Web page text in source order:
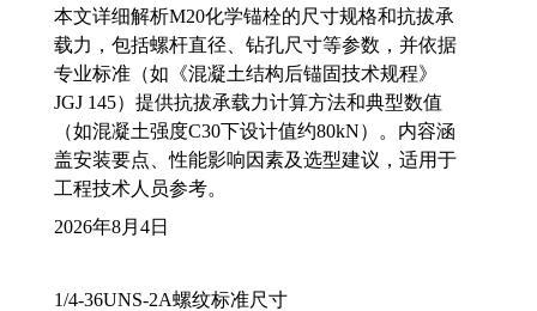
本文详细解析M20化学锚栓的尺寸规格和抗拔承
载力，包括螺杆直径、钻孔尺寸等参数，并依据
专业标准（如《混凝土结构后锚固技术规程》
JGJ 145）提供抗拔承载力计算方法和典型数值
（如混凝土强度C30下设计值约80kN）。内容涵
盖安装要点、性能影响因素及选型建议，适用于
工程技术人员参考。
2026年8月4日
1/4-36UNS-2A螺纹标准尺寸